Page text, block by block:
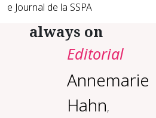
e Journal de la SSPA
always on
Editorial
Annemarie
Hahn,